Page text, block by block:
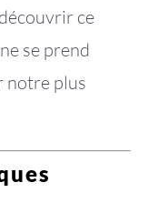
ce
se prend
notre plus